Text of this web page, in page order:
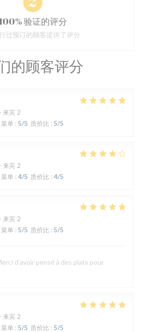
的顾客评分
来宾 2
菜单 : 5/5 质价比 : 5/5
来宾 2
菜单 : 4/5 质价比 : 4/5
来宾 2
菜单 : 5/5 质价比 : 5/5
d’avoir pensé à des plats pour
来宾 2
菜单 : 5/5 质价比 : 5/5
验证的评分
过预订的顾客提供了评分